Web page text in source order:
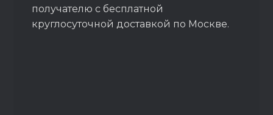
получателю с бесплатной
круглосуточной доставкой по Москве.